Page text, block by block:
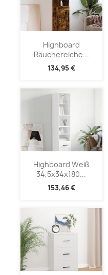
Highboard
Räuchereiche...
134,95 €
Highboard Weiß
34,5x34x180...
153,46 €